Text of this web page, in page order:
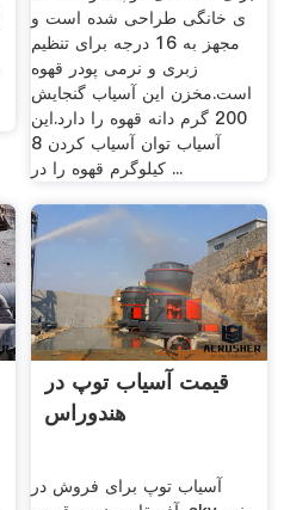
ی خانگی طراحی شده است و
مجهز به 16 درجه برای تنظیم
زبری و نرمی پودر قهوه
است.مخزن این آسیاب گنجایش
200 گرم دانه قهوه را دارد.این
آسیاب توان آسیاب کردن 8
کیلوگرم قهوه را در ...
قیمت آسیاب توپ در
هندوراس
آسیاب توپ برای فروش در